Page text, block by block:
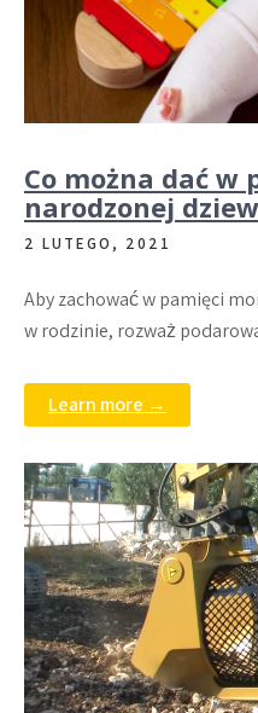
Co można dać w
narodzonej
2 LUTEGO, 2021
Aby zachować w pamięci
w rodzinie, rozważ
Learn more →